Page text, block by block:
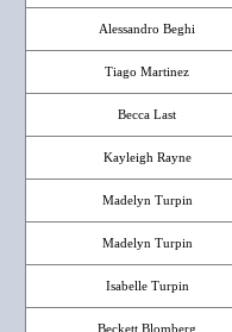
Alessandro Beghi
Tiago Martinez
Becca Last
Kayleigh Rayne
Madelyn Turpin
Madelyn Turpin
Isabelle Turpin
Beckett Blomberg